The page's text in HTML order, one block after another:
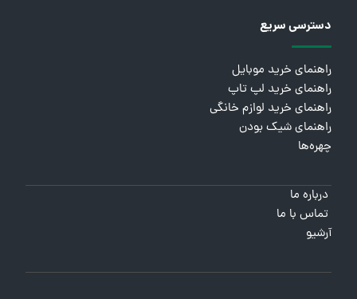
دسترسی سریع
راهنمای خرید موبایل
راهنمای خرید لپ تاپ
راهنمای خرید لوازم خانگی
راهنمای شیک بودن
چهره‌ها
درباره ما
تماس با ما
آرشیو